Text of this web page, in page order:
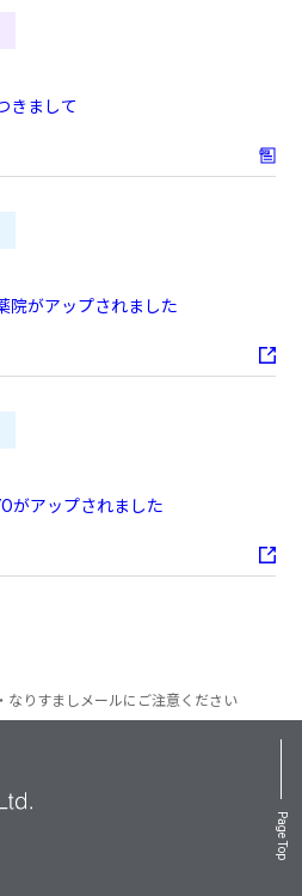
きまして
院がアップされました
がアップされました
なりすましメールにご注意ください
Page Top